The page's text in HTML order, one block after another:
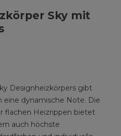
Sky mit
Designheizkörpers gibt
eine dynamische Note. Die
flachen Heizrippen bietet
auch höchste